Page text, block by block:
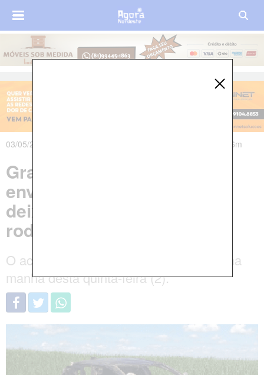
03/05/2024 às 07h01m - Atualizado em 03/05/2024 às 07h56m
Grave acidente de trânsito
envolvendo três veículos
deixa mulher morta em
rodovia de Nazaré da Mata
O acidente ocorreu na rodovia PE-052 na
manhã desta quinta-feira (2).